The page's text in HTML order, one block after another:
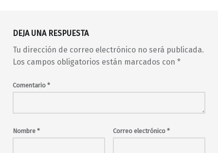
DEJA UNA RESPUESTA
Tu dirección de correo electrónico no será publicada.
Los campos obligatorios están marcados con *
Comentario *
Nombre * Correo electrónico *